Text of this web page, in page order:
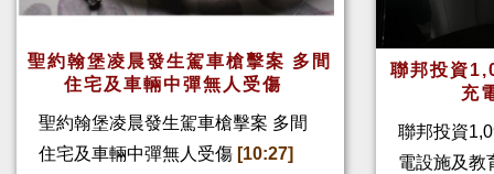
聖約翰堡凌晨發生駕車槍擊案 多間
住宅及車輛中彈無人受傷
聖約翰堡凌晨發生駕車槍擊案 多間
住宅及車輛中彈無人受傷 [10:27]
聯邦投資
充
聯邦投資
電設施及教